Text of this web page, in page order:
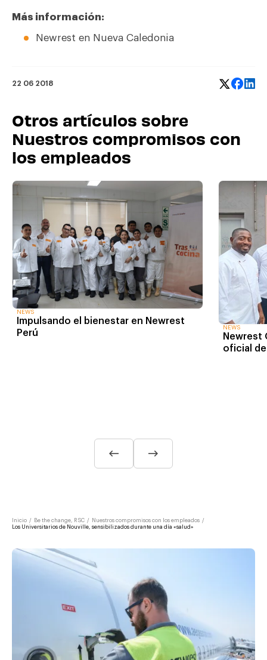
Más información:
Newrest en Nueva Caledonia
22 06 2018
Otros artículos sobre
Nuestros compromisos con
los empleados
NEWS
Impulsando el bienestar en Newrest
Perú
NEWS
Newrest
oficial
Inicio / Be the change, RSC / Nuestros compromisos con los empleados /
Los Universitarios de Nouville, sensibilizados durante una día «salud»